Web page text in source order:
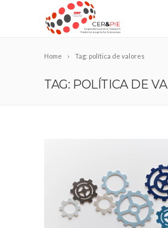
Home Tag: política de valores
TAG: POLÍTICA DE